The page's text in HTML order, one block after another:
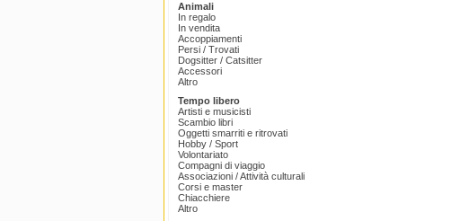
Animali
In regalo
In vendita
Accoppiamenti
Persi / Trovati
Dogsitter / Catsitter
Accessori
Altro
Tempo libero
Artisti e musicisti
Scambio libri
Oggetti smarriti e ritrovati
Hobby / Sport
Volontariato
Compagni di viaggio
Associazioni / Attività culturali
Corsi e master
Chiacchiere
Altro